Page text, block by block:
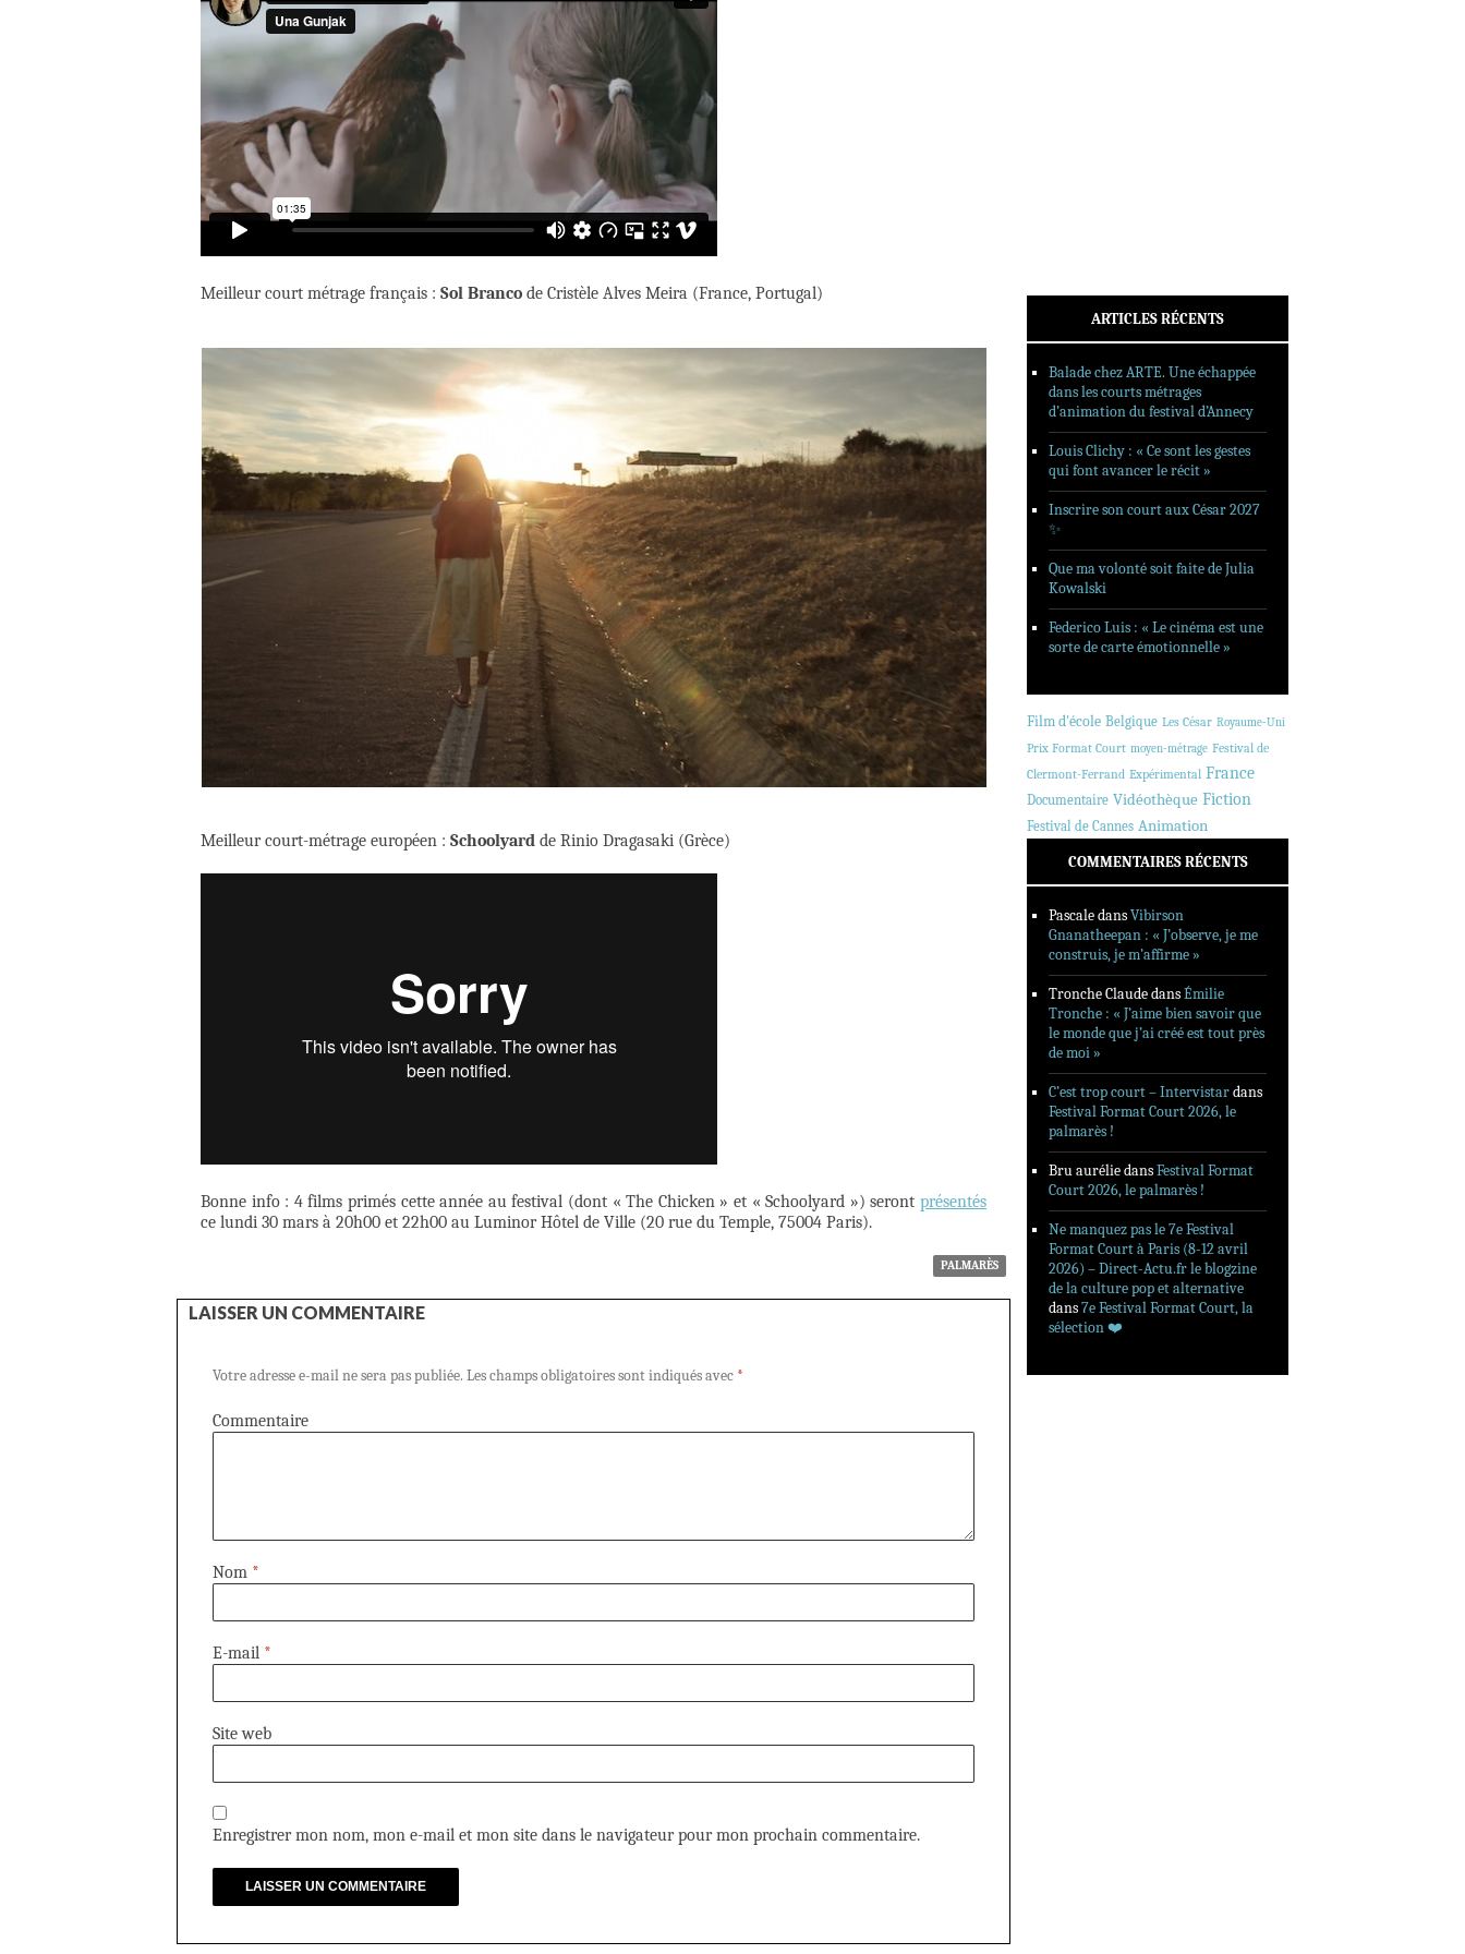
Meilleur court métrage français : Sol Branco de Cristèle Alves Meira (France, Portugal)
Meilleur court-métrage européen : Schoolyard de Rinio Dragasaki (Grèce)
Bonne info : 4 films primés cette année au festival (dont « The Chicken » et « Schoolyard ») seront présentés
ce lundi 30 mars à 20h00 et 22h00 au Luminor Hôtel de Ville (20 rue du Temple, 75004 Paris).
PALMARÈS
LAISSER UN COMMENTAIRE
Votre adresse e-mail ne sera pas publiée. Les champs obligatoires sont indiqués avec *
Commentaire
Nom *
E-mail *
Site web
Enregistrer mon nom, mon e-mail et mon site dans le navigateur pour mon prochain commentaire.
ARTICLES RÉCENTS
Balade chez ARTE. Une échappée
dans les courts métrages
d’animation du festival d’Annecy
Louis Clichy : « Ce sont les gestes
qui font avancer le récit »
Inscrire son court aux César 2027
✨
Que ma volonté soit faite de Julia
Kowalski
Federico Luis : « Le cinéma est une
sorte de carte émotionnelle »
Film d'école Belgique Les César Royaume-Uni
Prix Format Court moyen-métrage Festival de
Clermont-Ferrand Expérimental France
Documentaire Vidéothèque Fiction
Festival de Cannes Animation
COMMENTAIRES RÉCENTS
PascaledansVibirson
Gnanatheepan : « J’observe, je me
construis, je m’affirme »
Tronche ClaudedansÉmilie
Tronche : « J’aime bien savoir que
le monde que j’ai créé est tout près
de moi »
C’est trop court – Intervistardans
Festival Format Court 2026, le
palmarès !
Bru auréliedansFestival Format
Court 2026, le palmarès !
Ne manquez pas le 7e Festival
Format Court à Paris (8-12 avril
2026) – Direct-Actu.fr le blogzine
de la culture pop et alternative
dans7e Festival Format Court, la
sélection ❤️‍